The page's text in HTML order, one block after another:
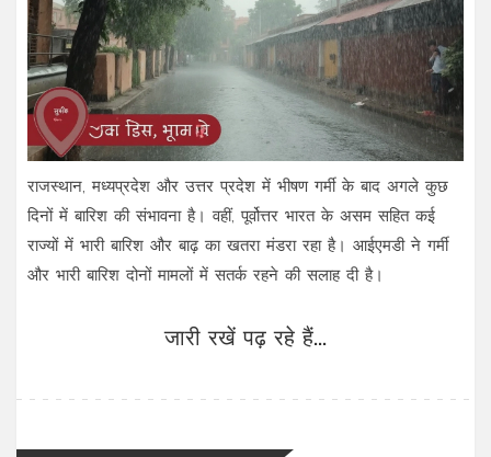
राजस्थान, मध्यप्रदेश और उत्तर प्रदेश में भीषण गर्मी के बाद अगले कुछ
दिनों में बारिश की संभावना है। वहीं, पूर्वोत्तर भारत के असम सहित कई
राज्यों में भारी बारिश और बाढ़ का खतरा मंडरा रहा है। आईएमडी ने गर्मी
और भारी बारिश दोनों मामलों में सतर्क रहने की सलाह दी है।
जारी रखें पढ़ रहे हैं...